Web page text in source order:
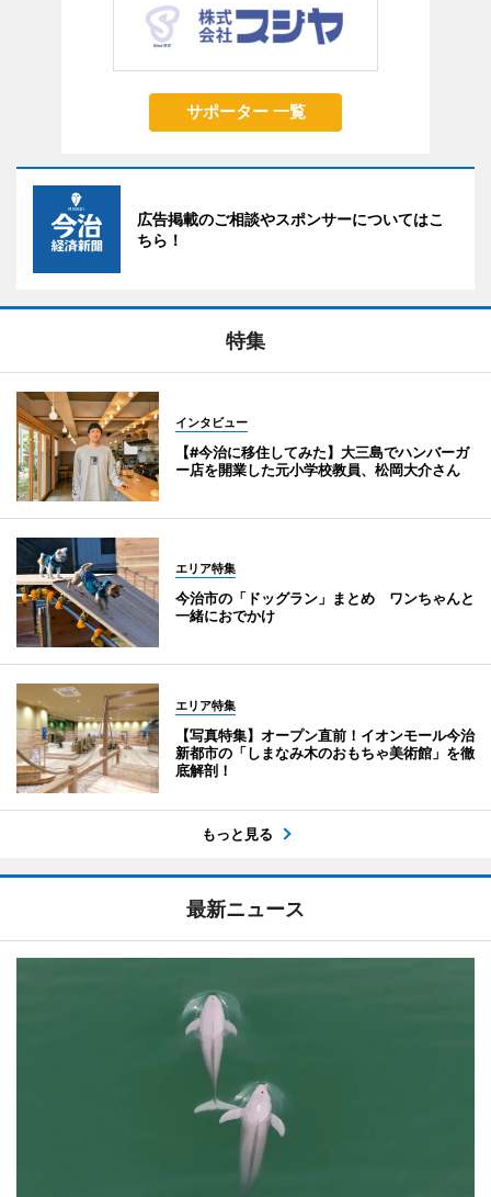
サポーター 一覧
広告掲載のご相談やスポンサーについてはこ
ちら！
特集
インタビュー
【#今治に移住してみた】大三島でハンバーガ
ー店を開業した元小学校教員、松岡大介さん
エリア特集
今治市の「ドッグラン」まとめ ワンちゃんと
一緒におでかけ
エリア特集
【写真特集】オープン直前！イオンモール今治
新都市の「しまなみ木のおもちゃ美術館」を徹
底解剖！
もっと見る
最新ニュース